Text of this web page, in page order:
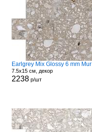
Earlgrey Mix Glossy 6 mm Mur
7.5x15 см, декор
2238р/шт